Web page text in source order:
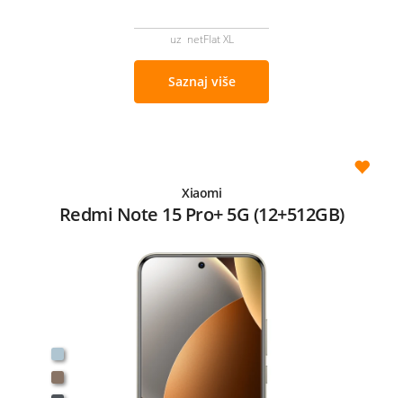
uz netFlat XL
Saznaj više
Xiaomi
Redmi Note 15 Pro+ 5G (12+512GB)